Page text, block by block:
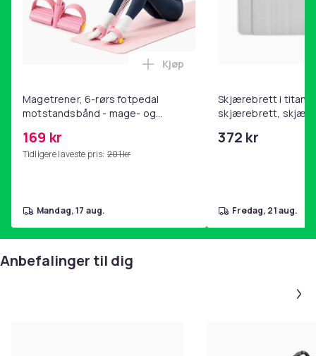
Magetrener, 6-rørs fotpedal
motstandsbånd - mage- og
hjemmegymnastikk Pink
169 kr
Tidligere laveste pris: 201 kr
Legg Magetrener, 6-rørs
Kjøp
mandag, 17 aug.
Skjærebrett i titan,
skjærebrett,
372 kr
fredag, 21 aug.
Anbefalinger til dig